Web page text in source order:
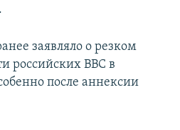
заявляло о резком
российских ВВС в
после аннексии